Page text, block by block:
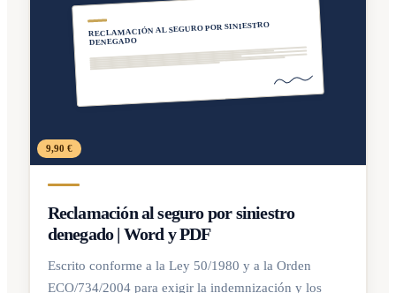
RECLAMACIÓN AL SEGURO POR SINIESTRO
DENEGADO
9,90 €
Reclamación al seguro por siniestro
denegado | Word y PDF
Escrito conforme a la Ley 50/1980 y a la Orden
ECO/734/2004 para exigir la indemnización y los